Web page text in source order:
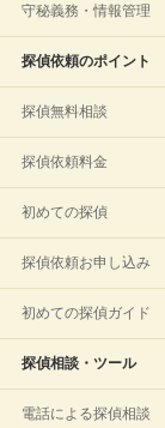
守秘義務・情報管理
探偵依頼のポイント
探偵無料相談
探偵依頼料金
初めての探偵
探偵依頼お申し込み
初めての探偵ガイド
探偵相談・ツール
電話による探偵相談